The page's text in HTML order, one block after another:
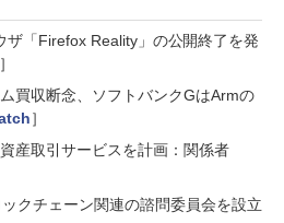
ザ「Firefox Reality」の公開終了を発
］
買収断念、ソフトバンクGはArmの
］
産取引サービスを計画：関係者
クチェーン関連の諮問委員会を設立